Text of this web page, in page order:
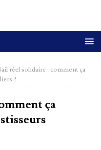
réel solidaire : comment ça
?
ça